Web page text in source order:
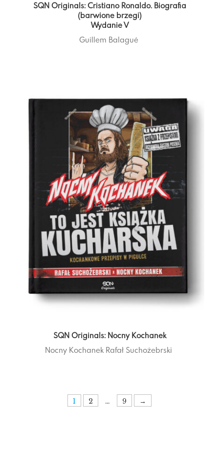
SQN Originals: Cristiano Ronaldo. Biografia
(barwione brzegi)
Wydanie V
Guillem Balagué
SQN Originals: Nocny Kochanek
Nocny Kochanek Rafał Suchożebrski
1 2 … 9 →